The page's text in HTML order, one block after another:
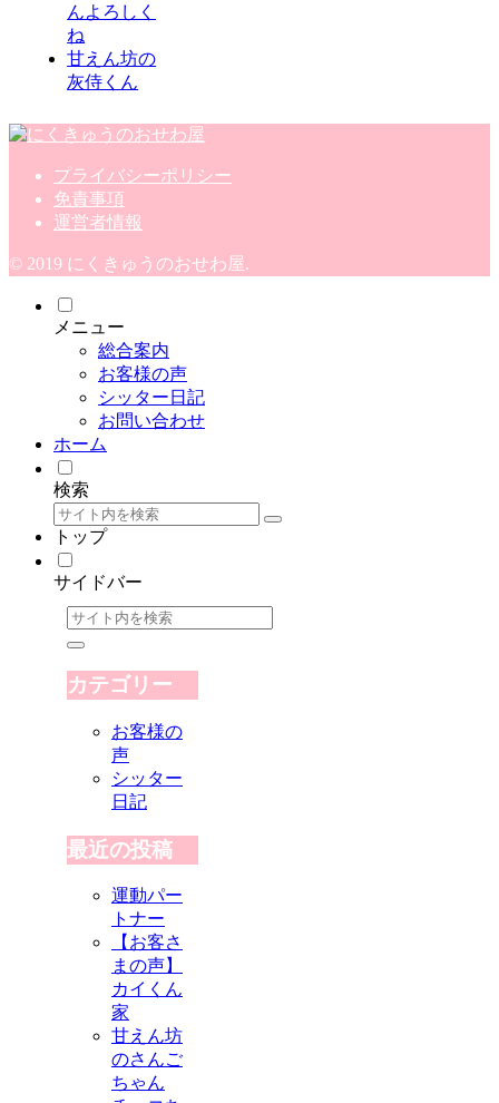
んよろしく
ね
甘えん坊の
灰侍くん
プライバシーポリシー
免責事項
運営者情報
© 2019 にくきゅうのおせわ屋.
メニュー
総合案内
お客様の声
シッター日記
お問い合わせ
ホーム
検索
トップ
サイドバー
カテゴリー
お客様の
声
シッター
日記
最近の投稿
運動パー
トナー
【お客さ
まの声】
カイくん
家
甘えん坊
のさんご
ちゃん